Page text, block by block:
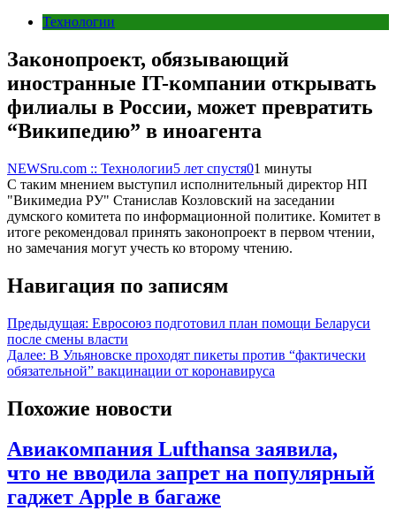
Технологии
Законопроект, обязывающий
иностранные IT-компании открывать
филиалы в России, может превратить
“Википедию” в иноагента
NEWSru.com :: Технологии5 лет спустя01 минуты
С таким мнением выступил исполнительный директор НП
"Викимедиа РУ" Станислав Козловский на заседании
думского комитета по информационной политике. Комитет в
итоге рекомендовал принять законопроект в первом чтении,
но замечания могут учесть ко второму чтению.
Навигация по записям
Предыдущая: Евросоюз подготовил план помощи Беларуси
после смены власти
Далее: В Ульяновске проходят пикеты против “фактически
обязательной” вакцинации от коронавируса
Похожие новости
Авиакомпания Lufthansa заявила,
что не вводила запрет на популярный
гаджет Apple в багаже